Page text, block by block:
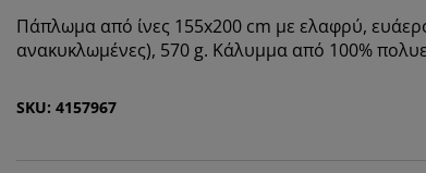
Πάπλωμα από ίνες 155x200 cm με ελαφρύ,
ανακυκλωμένες), 570 g. Κάλυμμα από 100%
SKU: 4157967